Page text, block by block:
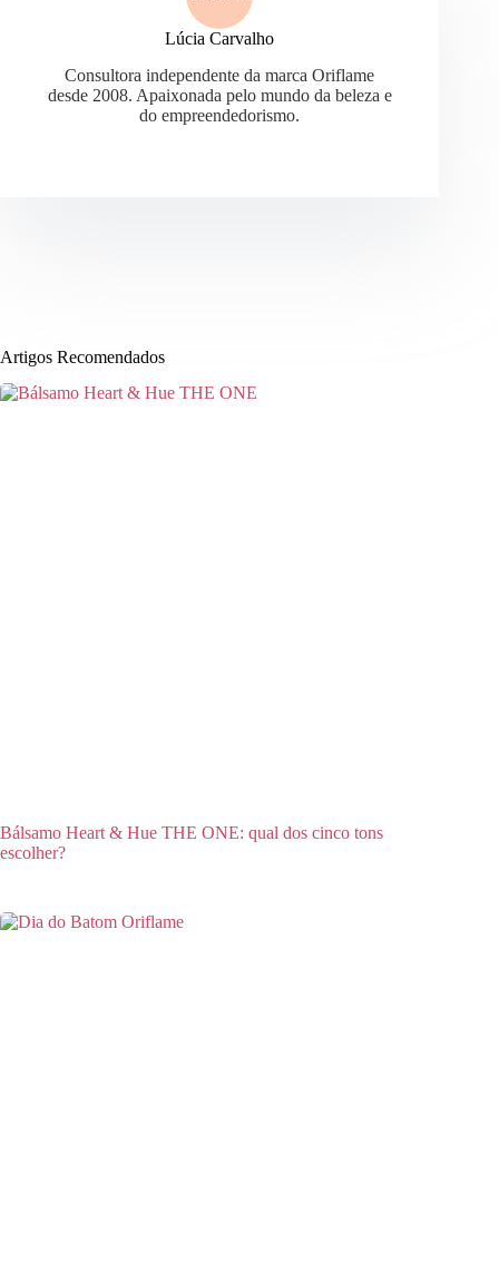
Lúcia Carvalho
Consultora independente da marca Oriflame
desde 2008. Apaixonada pelo mundo da beleza e
do empreendedorismo.
Artigos Recomendados
Bálsamo Heart & Hue THE ONE: qual dos cinco tons
escolher?